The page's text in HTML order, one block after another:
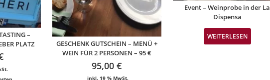
–
PLATZ
GESCHENK GUTSCHEIN – MENÜ +
WEIN FÜR 2 PERSONEN – 95 €
95,00€
inkl. 19 % MwSt.
Event – Weinprobe in der La
Dispensa
WEITERLESEN